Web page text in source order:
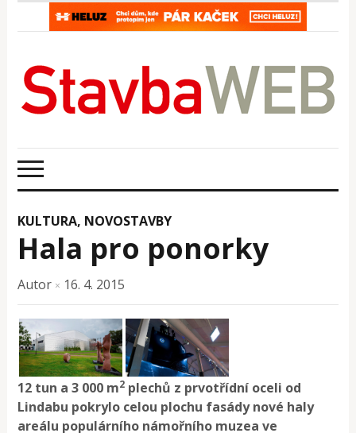
KULTURA, NOVOSTAVBY
Hala pro ponorky
Autor × 16. 4. 2015
12 tun a 3 000 m2 plechů z prvotřídní oceli od
Lindabu pokrylo celou plochu fasády nové haly
areálu populárního námořního muzea ve